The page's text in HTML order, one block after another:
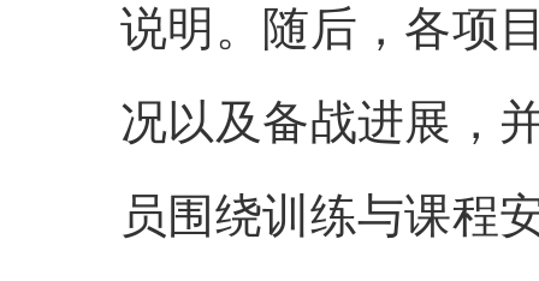
说明。随后，各项
况以及备战进展，
员围绕训练与课程